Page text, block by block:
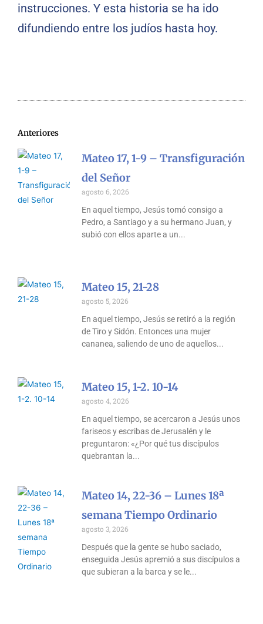
instrucciones. Y esta historia se ha ido
difundiendo entre los judíos hasta hoy.
Anteriores
Mateo 17, 1-9 – Transfiguración
del Señor
agosto 6, 2026
En aquel tiempo, Jesús tomó consigo a
Pedro, a Santiago y a su hermano Juan, y
subió con ellos aparte a un
Mateo 15, 21-28
agosto 5, 2026
En aquel tiempo, Jesús se retiró a la región
de Tiro y Sidón. Entonces una mujer
cananea, saliendo de uno de aquellos
Mateo 15, 1-2. 10-14
agosto 4, 2026
En aquel tiempo, se acercaron a Jesús unos
fariseos y escribas de Jerusalén y le
preguntaron: «¿Por qué tus discípulos
quebrantan la
Mateo 14, 22-36 – Lunes 18ª
semana Tiempo Ordinario
agosto 3, 2026
Después que la gente se hubo saciado,
enseguida Jesús apremió a sus discípulos a
que subieran a la barca y se le